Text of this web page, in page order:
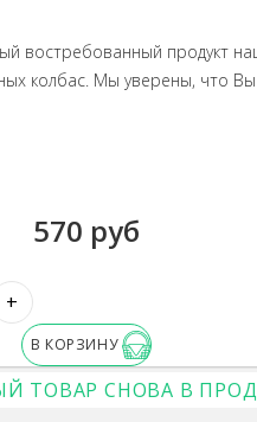
востребованный продукт
колбас. Мы уверены, что Вы
570 руб
+
В КОРЗИНУ
ТОВАР СНОВА В